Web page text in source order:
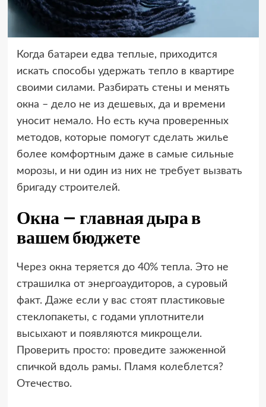
Когда батареи едва теплые, приходится
искать способы удержать тепло в квартире
своими силами. Разбирать стены и менять
окна – дело не из дешевых, да и времени
уносит немало. Но есть куча проверенных
методов, которые помогут сделать жилье
более комфортным даже в самые сильные
морозы, и ни один из них не требует вызвать
бригаду строителей.
Окна – главная дыра в
вашем бюджете
Через окна теряется до 40% тепла. Это не
страшилка от энергоаудиторов, а суровый
факт. Даже если у вас стоят пластиковые
стеклопакеты, с годами уплотнители
высыхают и появляются микрощели.
Проверить просто: проведите зажженной
спичкой вдоль рамы. Пламя колеблется?
Отечество.